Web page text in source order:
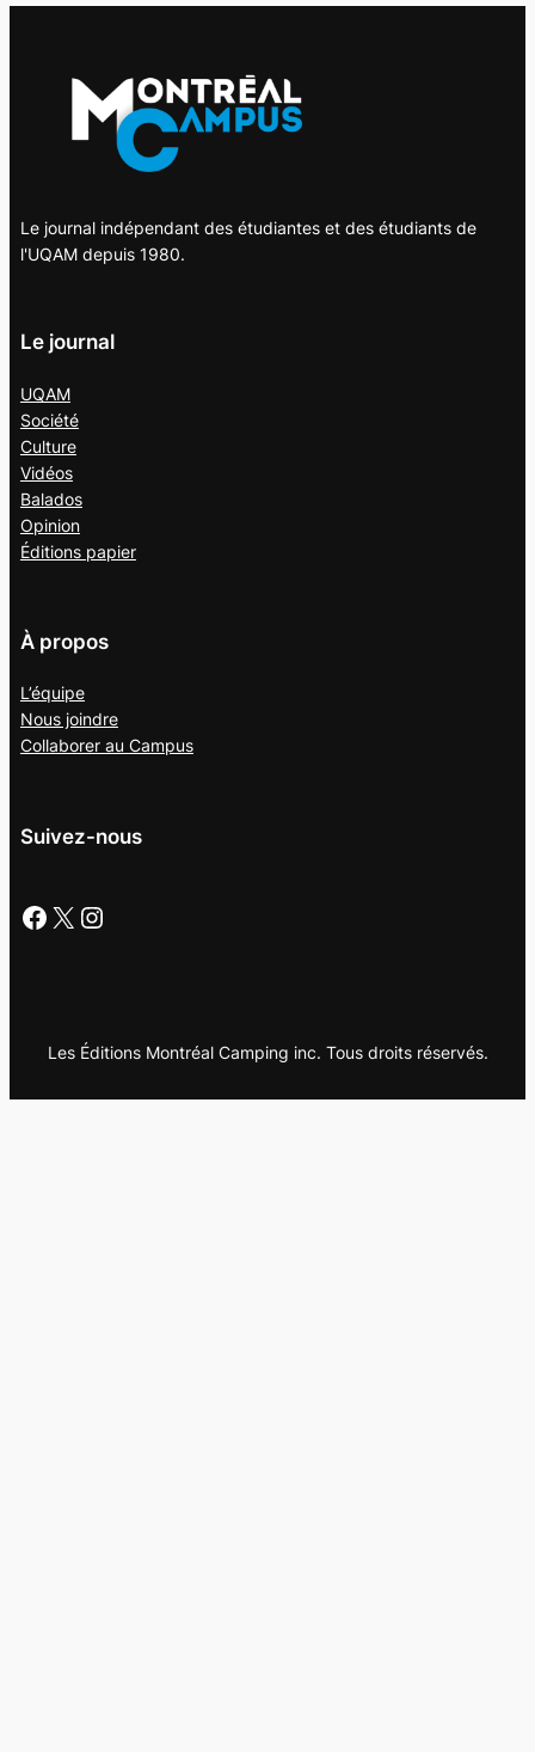
Le journal indépendant des étudiantes et des étudiants de
l'UQAM depuis 1980.
Le journal
UQAM
Société
Culture
Vidéos
Balados
Opinion
Éditions papier
À propos
L’équipe
Nous joindre
Collaborer au Campus
Suivez-nous
Facebook X Instagram
Les Éditions Montréal Camping inc. Tous droits réservés.